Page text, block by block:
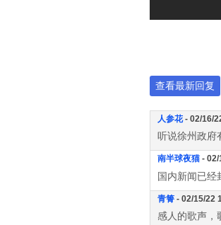
查看最新回复
人参花- 02/16/
听说徐州政府
南半球夜猫 -
国内新闻已经
青箐 - 02/15/22
感人的歌声，